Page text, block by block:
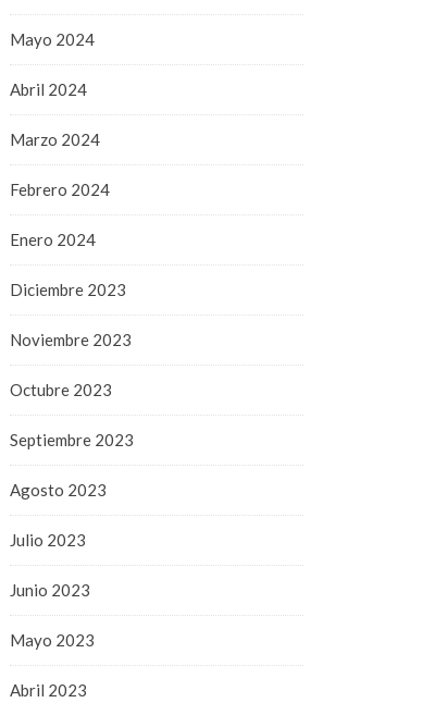
Mayo 2024
Abril 2024
Marzo 2024
Febrero 2024
Enero 2024
Diciembre 2023
Noviembre 2023
Octubre 2023
Septiembre 2023
Agosto 2023
Julio 2023
Junio 2023
Mayo 2023
Abril 2023